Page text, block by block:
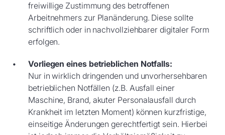
freiwillige Zustimmung des betroffenen
Arbeitnehmers zur Planänderung. Diese sollte
schriftlich oder in nachvollziehbarer digitaler Form
erfolgen.
Vorliegen eines betrieblichen Notfalls:
Nur in wirklich dringenden und unvorhersehbaren
betrieblichen Notfällen (z.B. Ausfall einer
Maschine, Brand, akuter Personalausfall durch
Krankheit im letzten Moment) können kurzfristige,
einseitige Änderungen gerechtfertigt sein. Hierbei